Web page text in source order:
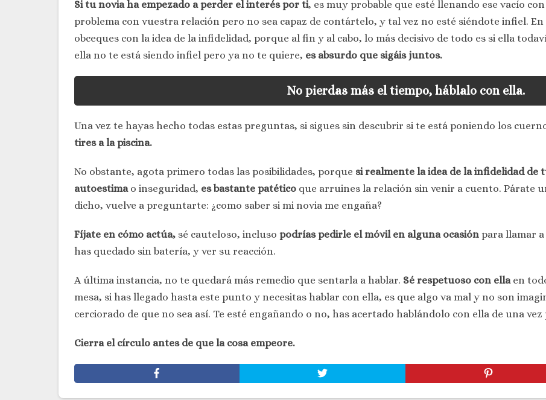
Si tu novia ha empezado a perder el interés por ti, es muy probable que esté llenando ese vacío
problema con vuestra relación pero no sea capaz de contártelo, y tal vez no esté siéndote infiel.
obceques con la idea de la infidelidad, porque al fin y al cabo, lo más decisivo de todo es si ella
ella no te está siendo infiel pero ya no te quiere, es absurdo que sigáis juntos.
No pierdas más el tiempo, háblalo con ella.
Una vez te hayas hecho todas estas preguntas, si sigues sin descubrir si te está poniendo los
tires a la piscina.
No obstante, agota primero todas las posibilidades, porque si realmente la idea de la infidelidad de
autoestimao inseguridad, es bastante patético que arruines la relación sin venir a cuento. Párate
dicho, vuelve a preguntarte: ¿como saber si mi novia me engaña?
Fíjate en cómo actúa,sé cauteloso, incluso podrías pedirle el móvil en alguna ocasiónpara llamar a
has quedado sin batería, y ver su reacción.
A última instancia, no te quedará más remedio que sentarla a hablar. Sé respetuoso con ellaen
mesa, si has llegado hasta este punto y necesitas hablar con ella, es que algo va mal y no son
cerciorado de que no sea así. Te esté engañando o no, has acertado hablándolo con ella de una vez
Cierra el círculo antes de que la cosa empeore.